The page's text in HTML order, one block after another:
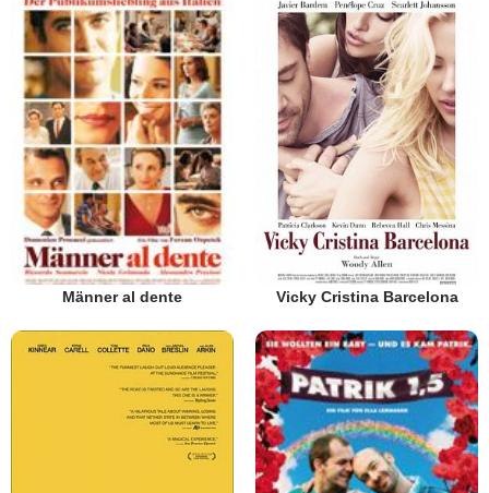
Männer al dente Vicky Cristina Barcelona